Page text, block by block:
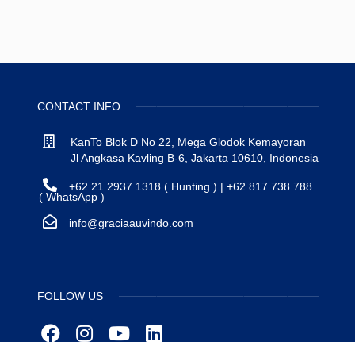
CONTACT INFO
KanTo Blok D No 22, Mega Glodok Kemayoran
Jl Angkasa Kavling B-6, Jakarta 10610, Indonesia
+62 21 2937 1318 ( Hunting ) | +62 817 738 788
( WhatsApp )
info@graciaauvindo.com
FOLLOW US